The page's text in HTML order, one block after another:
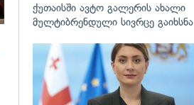
ქუთაისში ავტო გალერის ახალი
მულტიბრენდული სივრცე გაიხსნა